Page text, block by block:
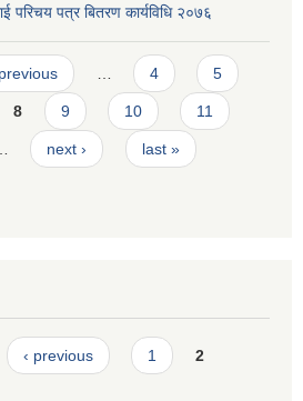
परिचय पत्र बितरण कार्यविधि २०७६
4 5
8 9 10 11
next › last »
‹ previous 1 2